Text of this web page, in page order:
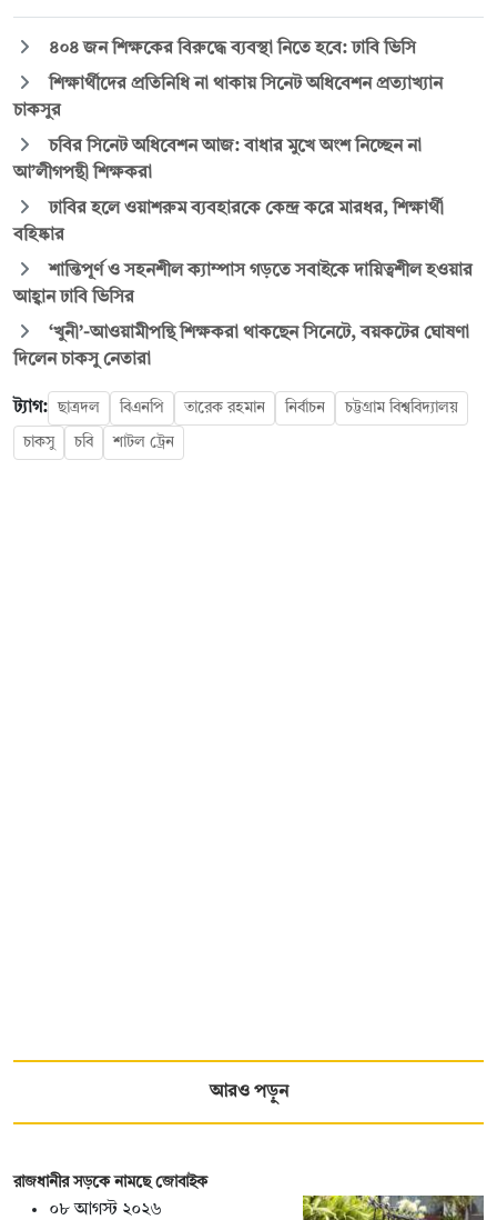
৪০৪ জন শিক্ষকের বিরুদ্ধে ব্যবস্থা নিতে হবে: ঢাবি ভিসি
শিক্ষার্থীদের প্রতিনিধি না থাকায় সিনেট অধিবেশন প্রত্যাখ্যান
চাকসুর
চবির সিনেট অধিবেশন আজ: বাধার মুখে অংশ নিচ্ছেন না
আ’লীগপন্থী শিক্ষকরা
ঢাবির হলে ওয়াশরুম ব্যবহারকে কেন্দ্র করে মারধর, শিক্ষার্থী
বহিষ্কার
শান্তিপূর্ণ ও সহনশীল ক্যাম্পাস গড়তে সবাইকে দায়িত্বশীল হওয়ার
আহ্বান ঢাবি ভিসির
‘খুনী’-আওয়ামীপন্থি শিক্ষকরা থাকছেন সিনেটে, বয়কটের ঘোষণা
দিলেন চাকসু নেতারা
ট্যাগ: ছাত্রদল বিএনপি তারেক রহমান নির্বাচন চট্টগ্রাম বিশ্ববিদ্যালয়
চাকসু চবি শাটল ট্রেন
আরও পড়ুন
রাজধানীর সড়কে নামছে জোবাইক
০৮ আগস্ট ২০২৬